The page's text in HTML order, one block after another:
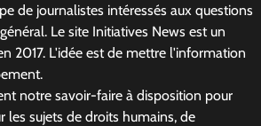
de journalistes intéressés aux questions
Le site Initiatives News est un
2017. L'idée est de mettre l'information
notre savoir-faire à disposition pour
les sujets de droits humains, de